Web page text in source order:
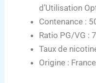
d’Utilisation
Contenance :
Ratio PG/VG :
Taux de
Origine : France